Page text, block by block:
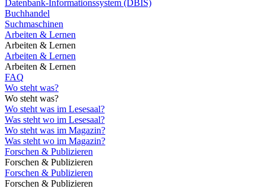
Datenbank-Informationssystem (DBIS)
Buchhandel
Suchmaschinen
Arbeiten & Lernen
Arbeiten & Lernen
Arbeiten & Lernen
Arbeiten & Lernen
FAQ
Wo steht was?
Wo steht was?
Wo steht was im Lesesaal?
Was steht wo im Lesesaal?
Wo steht was im Magazin?
Was steht wo im Magazin?
Forschen & Publizieren
Forschen & Publizieren
Forschen & Publizieren
Forschen & Publizieren